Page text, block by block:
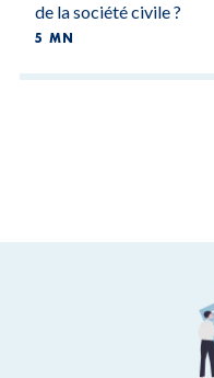
de la société civile ?
5 MN